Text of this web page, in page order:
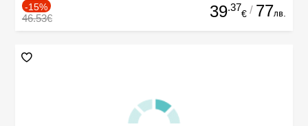
-15%
46.53€ 39.37
€ / 77лв.